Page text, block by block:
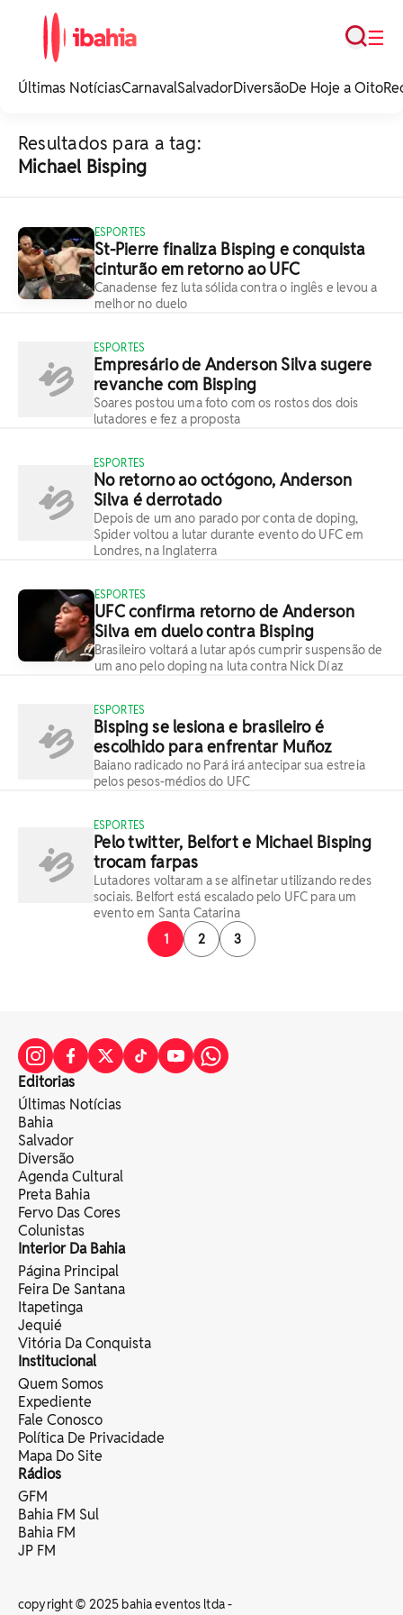
noticias e
☰
Busca
Últimas NotíciasCarnavalSalvadorDiversãoDe Hoje a Oito
Resultados para a tag:
Michael Bisping
ESPORTES
St-Pierre finaliza Bisping e conquista
cinturão em retorno ao UFC
Canadense fez luta sólida contra o inglês e levou a
melhor no duelo
ESPORTES
Empresário de Anderson Silva sugere
revanche com Bisping
Soares postou uma foto com os rostos dos dois
lutadores e fez a proposta
ESPORTES
No retorno ao octógono, Anderson
Silva é derrotado
Depois de um ano parado por conta de doping,
Spider voltou a lutar durante evento do UFC em
Londres, na Inglaterra
ESPORTES
UFC confirma retorno de Anderson
Silva em duelo contra Bisping
Brasileiro voltará a lutar após cumprir suspensão de
um ano pelo doping na luta contra Nick Díaz
ESPORTES
Bisping se lesiona e brasileiro é
escolhido para enfrentar Muñoz
Baiano radicado no Pará irá antecipar sua estreia
pelos pesos-médios do UFC
ESPORTES
Pelo twitter, Belfort e Michael Bisping
trocam farpas
Lutadores voltaram a se alfinetar utilizando redes
sociais. Belfort está escalado pelo UFC para um
evento em Santa Catarina
1
2 3
Editorias
Últimas Notícias
Bahia
Salvador
Diversão
Agenda Cultural
Preta Bahia
Fervo Das Cores
Colunistas
Interior Da Bahia
Página Principal
Feira De Santana
Itapetinga
Jequié
Vitória Da Conquista
Institucional
Quem Somos
Expediente
Fale Conosco
Política De Privacidade
Mapa Do Site
Rádios
GFM
Bahia FM Sul
Bahia FM
JP FM
copyright © 2025 bahia eventos ltda -